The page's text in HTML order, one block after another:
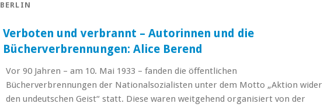
BERLIN
Verboten und verbrannt – Autorinnen und die
Bücherverbrennungen: Alice Berend
Vor 90 Jahren – am 10. Mai 1933 – fanden die öffentlichen
Bücherverbrennungen der Nationalsozialisten unter dem Motto „Aktion wider
den undeutschen Geist“ statt. Diese waren weitgehend organisiert von der